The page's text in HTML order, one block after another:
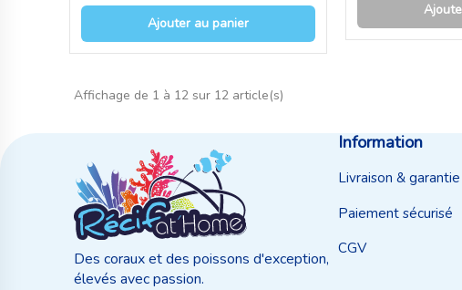
Ajouter au panier
Affichage de 1 à 12 sur 12 article(s)
Des coraux et des poissons d'exception,
élevés avec passion.
Information
Livraison & garantie
Paiement sécurisé
CGV